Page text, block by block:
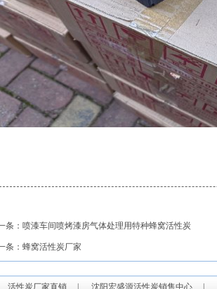
条： 喷漆车间喷烤漆房气体处理用特种蜂窝活性炭
条： 蜂窝活性炭厂家
活性炭厂家直销 | 沈阳宏盛源活性炭销售中心 |